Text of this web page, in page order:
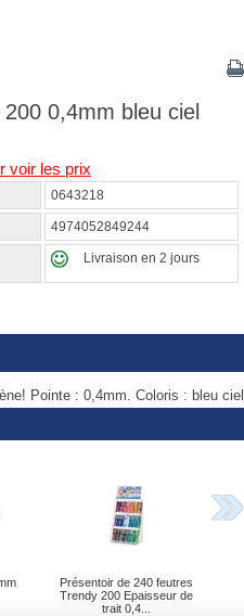
0,4mm bleu ciel
voir les prix
0643218
4974052849244
Livraison en 2 jours
Pointe : 0,4mm. Coloris : bleu ciel
Présentoir de 240 feutres
Trendy 200 Epaisseur de
trait 0,4...